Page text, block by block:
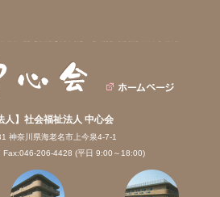
人】社会福祉法人 中心会
神奈川県海老名市上今泉4-7-1
Fax:046-206-4428 (平日 9:00～18:00)